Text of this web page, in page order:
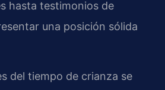
hasta testimonios de
una posición sólida
del tiempo de crianza se